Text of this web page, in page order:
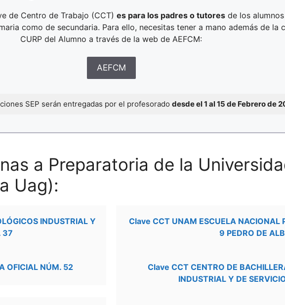
de Centro de Trabajo (CCT) es para los padres o tutores de los
como de secundaria. Para ello, necesitas tener a mano además de la
CURP del Alumno a través de la web de AEFCM:
AEFCM
SEP serán entregadas por el profesorado desde el 1 al 15 de Febrero de
a Preparatoria de la
Uag):
INDUSTRIAL Y
37
Clave CCT UNAM ESCUELA NACIONAL
9 PEDRO DE
OFICIAL NÚM. 52
Clave CCT CENTRO DE
INDUSTRIAL Y DE